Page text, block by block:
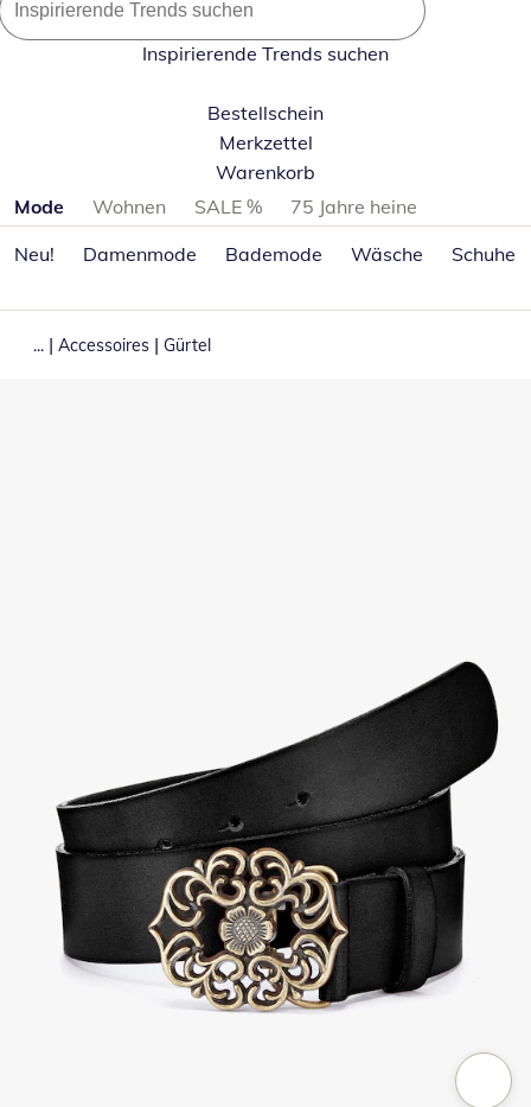
Inspirierende Trends suchen
Bestellschein
Merkzettel
Warenkorb
Produktkategorien überspringen
Mode Wohnen SALE %
75 Jahre heine
Neu!
Damenmode Bademode Wäsche Schuhe
... | Accessoires | Gürtel